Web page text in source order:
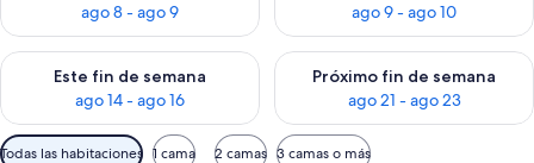
ago 8 - ago 9
ago 9 - ago 10
Este fin de semana
ago 14 - ago 16
Consulta la disponibilidad para este fin de semana, ago 14 -
Próximo fin de semana
ago 21 - ago 23
Consulta la disponibilidad
Filtros
Todas las habitaciones 1 cama 2 camas 3 camas o más